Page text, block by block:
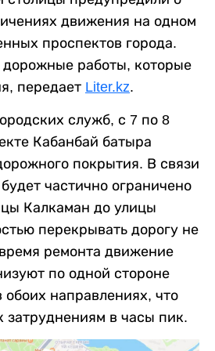
движения на одном
проспектов города.
работы, которые
передает Liter.kz.
служб, с 7 по 8
Кабанбай батыра
покрытия. В связи
частично ограничено
Калкаман до улицы
перекрывать дорогу не
ремонта движение
по одной стороне
обоих направлениях, что
затруднениям в часы пик.